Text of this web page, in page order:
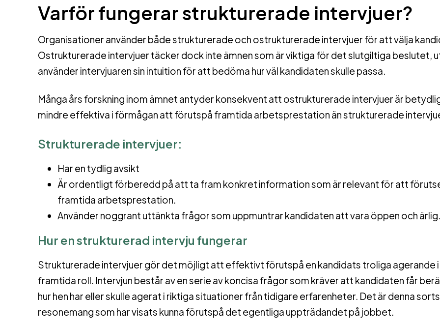
Varför fungerar strukturerade intervjuer?
Organisationer använder både strukturerade och ostrukturerade intervjuer för att välja
Ostrukturerade intervjuer täcker dock inte ämnen som är viktiga för det slutgiltiga beslutet,
använder intervjuaren sin intuition för att bedöma hur väl kandidaten skulle passa.
Många års forskning inom ämnet antyder konsekvent att ostrukturerade intervjuer är
mindre effektiva i förmågan att förutspå framtida arbetsprestation än strukturerade
Strukturerade intervjuer:
Har en tydlig avsikt
Är ordentligt förberedd på att ta fram konkret information som är relevant för att
framtida arbetsprestation.
Använder noggrant uttänkta frågor som uppmuntrar kandidaten att vara öppen och ärlig.
Hur en strukturerad intervju fungerar
Strukturerade intervjuer gör det möjligt att effektivt förutspå en kandidats troliga agerande i
framtida roll. Intervjun består av en serie av koncisa frågor som kräver att kandidaten får
hur hen har eller skulle agerat i riktiga situationer från tidigare erfarenheter. Det är denna sorts
resonemang som har visats kunna förutspå det egentliga uppträdandet på jobbet.